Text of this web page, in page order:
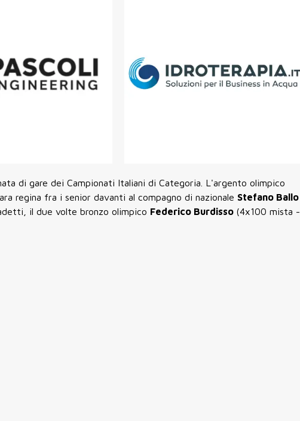
di gare dei Campionati Italiani di Categoria. L'argento olimpico
regina fra i senior davanti al compagno di nazionale Stefano Ballo
il due volte bronzo olimpico Federico Burdisso (4x100 mista -